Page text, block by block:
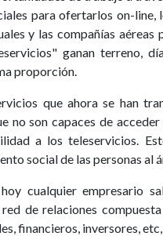
para ofertarlos on-
y las compañías aéreas
ganan terreno,
proporción.
que ahora se han
no son capaces de
a los teleservicios.
social de las personas al
cualquier empresario
de relaciones
financieros, inversores,